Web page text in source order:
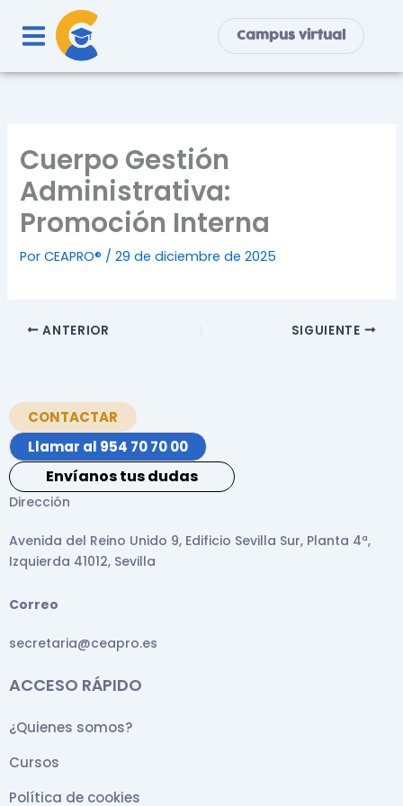
contenido
Campus virtual
Cuerpo Gestión
Administrativa:
Promoción Interna
PorCEAPRO® /29 de diciembre de 2025
ANTERIOR SIGUIENTE
CONTACTAR
Llamar al 954 70 70 00
Envíanos tus dudas
Dirección
Avenida del Reino Unido 9, Edificio Sevilla Sur, Planta 4ª,
Izquierda 41012, Sevilla
Correo
secretaria@ceapro.es
ACCESO RÁPIDO
¿Quienes somos?
Cursos
Política de cookies